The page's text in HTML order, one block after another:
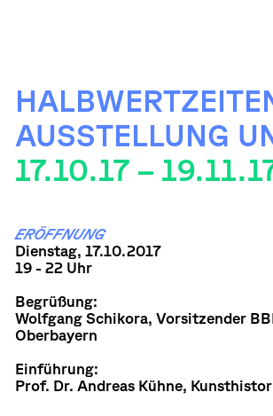
AUSSTELLUNG
17.10.17 –
ERÖFFNUNG
Dienstag, 17.10.2017
19 - 22 Uhr
Begrüßung:
Wolfgang Schikora, Vorsitzender
Oberbayern
Einführung:
Prof. Dr. Andreas Kühne,